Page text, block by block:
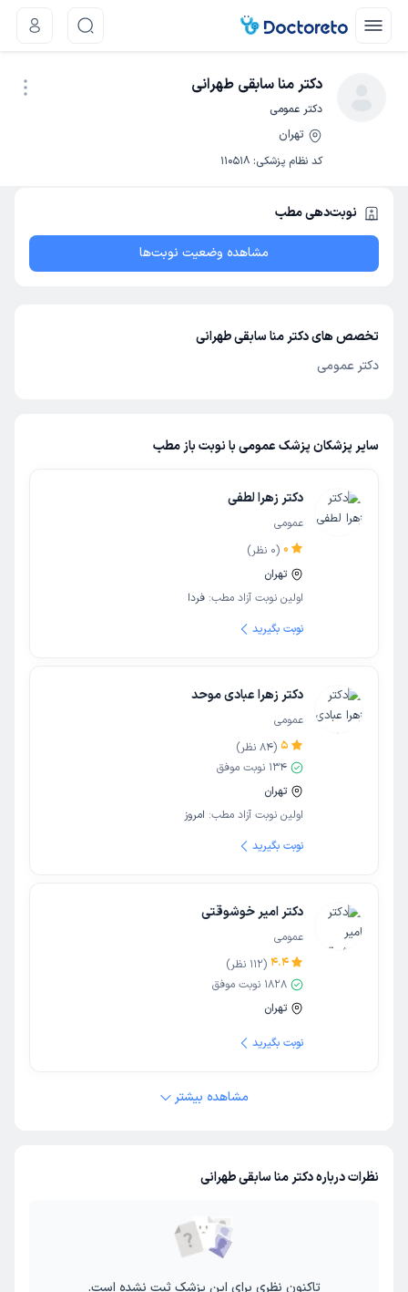
دکتر منا سابقی طهرانی
دکتر عمومی
تهران
کد نظام پزشکی:
110518
نوبت‌دهی مطب
مشاهده وضعیت نوبت‌ها
تخصص های دکتر منا سابقی طهرانی
دکتر عمومی
سایر پزشکان پزشک عمومی با نوبت باز مطب
دکتر زهرا لطفی
عمومی
0
(
0 نظر)
تهران
اولین نوبت آزاد مطب: فردا
نوبت بگیرید
دکتر زهرا عبادی موحد
عمومی
5
(
84 نظر)
134 نوبت موفق
تهران
اولین نوبت آزاد مطب: امروز
نوبت بگیرید
دکتر امیر خوشوقتی
عمومی
4.4
(
112 نظر)
1828 نوبت موفق
تهران
نوبت بگیرید
مشاهده بیشتر
نظرات درباره دکتر منا سابقی طهرانی
تاکنون نظری برای این پزشک ثبت نشده است.